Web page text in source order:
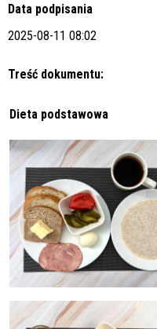
Data podpisania
2025-08-11 08:02
Treść dokumentu:
Dieta podstawowa